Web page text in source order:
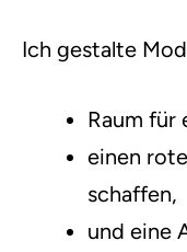
Ich gestalte
Raum für
einen
schaffen,
und eine